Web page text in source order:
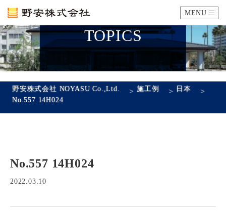
MENU
カタログ
企業情報
会社概要
採用情報
TOPICS
野安株式会社 NOYASU Co.,Ltd. >施工例 > 日本 >
No.557 14H024
No.557 14H024
2022.03.10